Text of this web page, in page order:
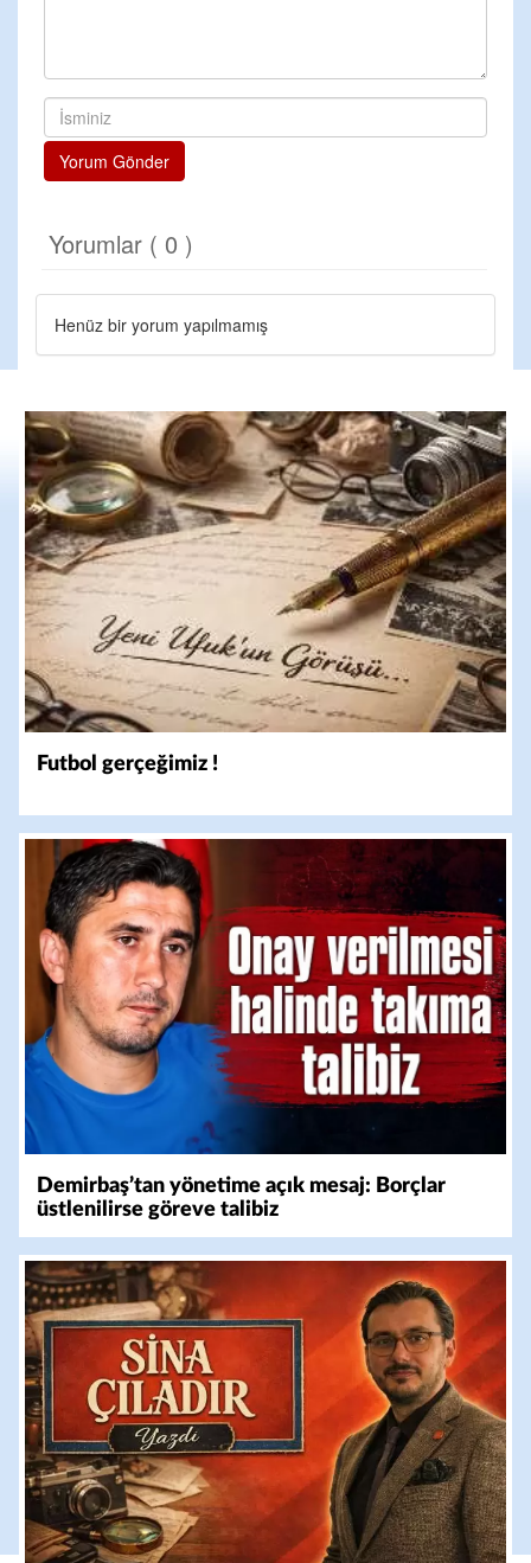
Yorum Gönder
Yorumlar ( 0 )
Henüz bir yorum yapılmamış
Futbol gerçeğimiz !
Demirbaş’tan yönetime açık mesaj: Borçlar
üstlenilirse göreve talibiz